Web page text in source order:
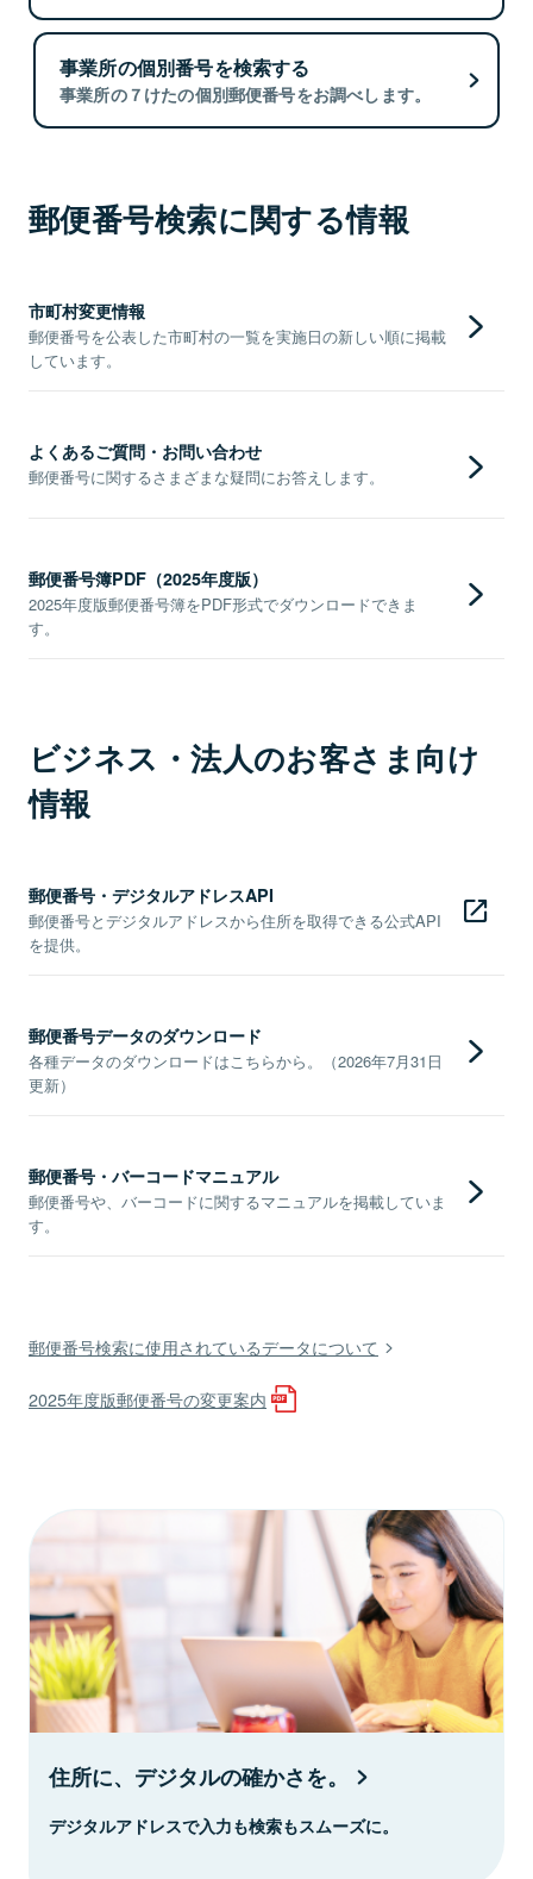
事業所の個別番号を検索する
事業所の７けたの個別郵便番号をお調べします。
郵便番号検索に関する情報
市町村変更情報
郵便番号を公表した市町村の一覧を実施日の新しい順に掲載
しています。
よくあるご質問・お問い合わせ
郵便番号に関するさまざまな疑問にお答えします。
郵便番号簿PDF（2025年度版）
2025年度版郵便番号簿をPDF形式でダウンロードできま
す。
ビジネス・法人のお客さま向け
情報
郵便番号・デジタルアドレスAPI
郵便番号とデジタルアドレスから住所を取得できる公式API
を提供。
郵便番号データのダウンロード
各種データのダウンロードはこちらから。（2026年7月31日
更新）
郵便番号・バーコードマニュアル
郵便番号や、バーコードに関するマニュアルを掲載していま
す。
郵便番号検索に使用されているデータについて
2025年度版郵便番号の変更案内
住所に、デジタルの確かさを。
デジタルアドレスで入力も検索もスムーズに。